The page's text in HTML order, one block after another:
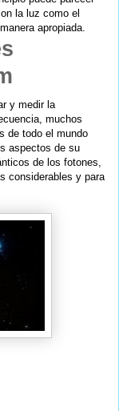
la luz como el
apropiada.
y medir la
muchos
de todo el mundo
aspectos de su
de los fotones,
considerables y para